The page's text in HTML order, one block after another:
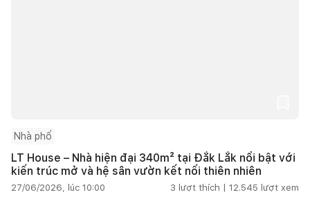
Nhà phố
LT House – Nhà hiện đại 340m² tại Đắk Lắk nổi bật với
kiến trúc mở và hệ sân vườn kết nối thiên nhiên
27/06/2026, lúc 10:00 3 lượt thích | 12.545 lượt xem